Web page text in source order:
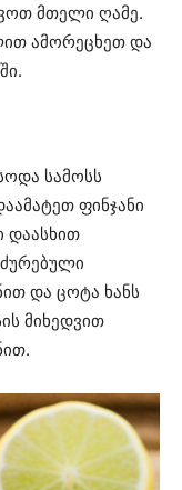
მთელი ღამე.
ამორეცხეთ და
სამოსს
ფინჯანი
დაასხით
და ცოტა ხანს
მიხედვით